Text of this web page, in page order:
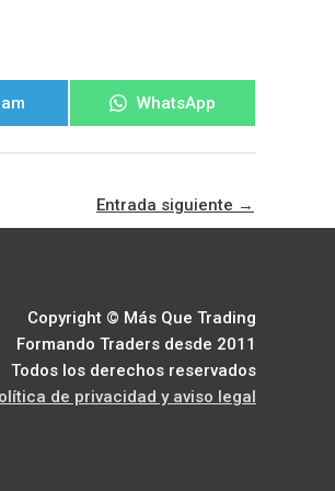
Compartir
WhatsApp
Entrada siguiente →
Copyright © Más Que Trading
Formando Traders desde 2011
Todos los derechos reservados
de privacidad y aviso legal